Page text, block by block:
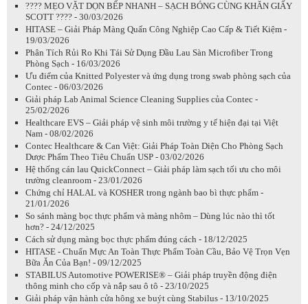
???? MẸO VẶT DỌN BẾP NHANH – SẠCH BÓNG CÙNG KHĂN GIẤY
SCOTT ???? - 30/03/2026
HITASE – Giải Pháp Màng Quấn Công Nghiệp Cao Cấp & Tiết Kiệm -
19/03/2026
Phân Tích Rủi Ro Khi Tái Sử Dụng Đầu Lau Sàn Microfiber Trong
Phòng Sạch - 16/03/2026
Ưu điểm của Knitted Polyester và ứng dụng trong swab phòng sạch của
Contec - 06/03/2026
Giải pháp Lab Animal Science Cleaning Supplies của Contec -
25/02/2026
Healthcare EVS – Giải pháp vệ sinh môi trường y tế hiện đại tại Việt
Nam - 08/02/2026
Contec Healthcare & Can Việt: Giải Pháp Toàn Diện Cho Phòng Sạch
Dược Phẩm Theo Tiêu Chuẩn USP - 03/02/2026
Hệ thống cán lau QuickConnect – Giải pháp làm sạch tối ưu cho môi
trường cleanroom - 23/01/2026
Chứng chỉ HALAL và KOSHER trong ngành bao bì thực phẩm -
21/01/2026
So sánh màng bọc thực phẩm và màng nhôm – Dùng lúc nào thì tốt
hơn? - 24/12/2025
Cách sử dụng màng bọc thực phẩm đúng cách - 18/12/2025
HITASE - Chuẩn Mực An Toàn Thực Phẩm Toàn Cầu, Bảo Vệ Trọn Vẹn
Bữa Ăn Của Bạn! - 09/12/2025
STABILUS Automotive POWERISE® – Giải pháp truyền động điện
thông minh cho cốp và nắp sau ô tô - 23/10/2025
Giải pháp vận hành cửa hông xe buýt cùng Stabilus - 13/10/2025